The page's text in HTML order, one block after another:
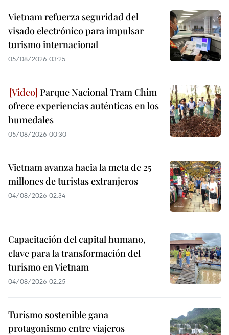
Vietnam refuerza seguridad del
visado electrónico para impulsar
turismo internacional
05/08/2026 03:25
Parque Nacional Tram Chim
ofrece experiencias auténticas en los
humedales
05/08/2026 00:30
Vietnam avanza hacia la meta de 25
millones de turistas extranjeros
04/08/2026 02:34
Capacitación del capital humano,
clave para la transformación del
turismo en Vietnam
04/08/2026 02:25
Turismo sostenible gana
protagonismo entre viajeros